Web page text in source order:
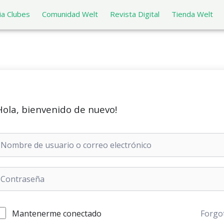
Clubes Comunidad Welt Revista Digital Tienda Welt
bienvenido de nuevo!
Mantenerme conectado